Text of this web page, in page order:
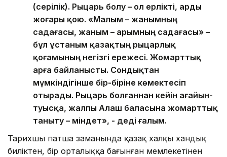
(серілік). Рыцарь болу – ол ерлікті, арды
жоғары қою. «Малым – жанымның
садағасы, жаным – арымның садағасы» –
бұл ұстаным қазақтың рыцарлық
қоғамының негізгі ережесі. Жомарттық
арға байланысты. Сондықтан
мүмкіндігінше бір-біріне көмектесіп
отырады. Рыцарь болғаннан кейін ағайын-
туысқа, жалпы Алаш баласына жомарттық
таныту – міндет», - деді ғалым.
Тарихшы патша заманында қазақ халқы хандық
биліктен, бір орталыққа бағынған мемлекетінен